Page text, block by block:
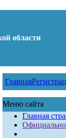
области
Главная
Меню сайта
Главная
Официально